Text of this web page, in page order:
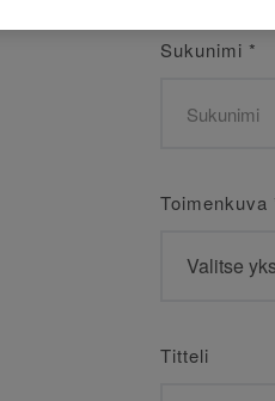
Sukunimi *
Toimenkuva
Titteli